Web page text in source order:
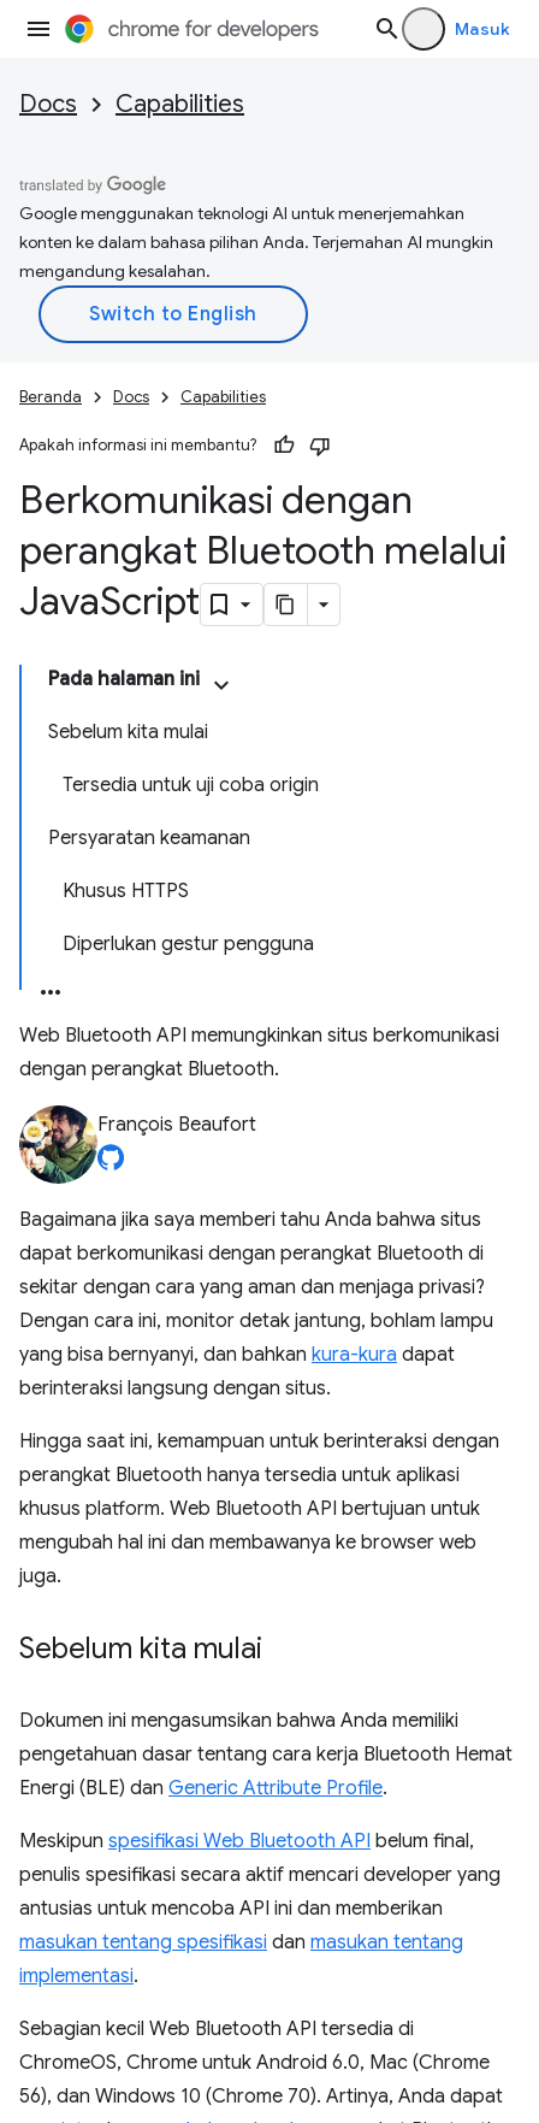
Masuk
Docs Capabilities
Google menggunakan teknologi AI untuk menerjemahkan
konten ke dalam bahasa pilihan Anda. Terjemahan AI mungkin
mengandung kesalahan.
Beranda Docs Capabilities
Apakah informasi ini membantu?
Berkomunikasi dengan
perangkat Bluetooth melalui
JavaScript
Pada halaman ini
Sebelum kita mulai
Tersedia untuk uji coba origin
Persyaratan keamanan
Khusus HTTPS
Diperlukan gestur pengguna
Web Bluetooth API memungkinkan situs berkomunikasi
dengan perangkat Bluetooth.
François Beaufort
Bagaimana jika saya memberi tahu Anda bahwa situs
dapat berkomunikasi dengan perangkat Bluetooth di
sekitar dengan cara yang aman dan menjaga privasi?
Dengan cara ini, monitor detak jantung, bohlam lampu
yang bisa bernyanyi, dan bahkan kura-kura dapat
berinteraksi langsung dengan situs.
Hingga saat ini, kemampuan untuk berinteraksi dengan
perangkat Bluetooth hanya tersedia untuk aplikasi
khusus platform. Web Bluetooth API bertujuan untuk
mengubah hal ini dan membawanya ke browser web
juga.
Sebelum kita mulai
Dokumen ini mengasumsikan bahwa Anda memiliki
pengetahuan dasar tentang cara kerja Bluetooth Hemat
Energi (BLE) dan Generic Attribute Profile.
Meskipun spesifikasi Web Bluetooth API belum final,
penulis spesifikasi secara aktif mencari developer yang
antusias untuk mencoba API ini dan memberikan
masukan tentang spesifikasi dan masukan tentang
implementasi.
Sebagian kecil Web Bluetooth API tersedia di
ChromeOS, Chrome untuk Android 6.0, Mac (Chrome
56), dan Windows 10 (Chrome 70). Artinya, Anda dapat